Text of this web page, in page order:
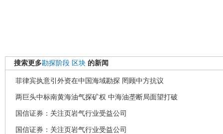
搜索更多勘探阶段 区块 的新闻
菲律宾执意引外资在中国海域勘探 罔顾中方抗议
两巨头中标南黄海油气探矿权 中海油垄断局面望打破
国信证券：关注页岩气行业受益公司
国信证券：关注页岩气行业受益公司